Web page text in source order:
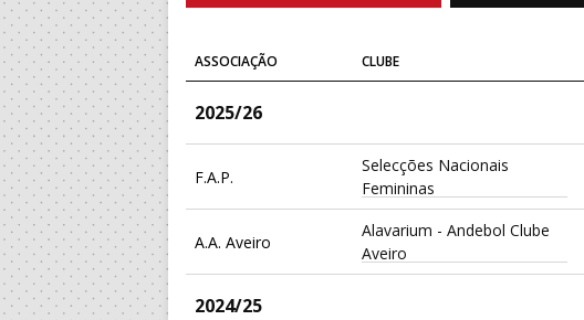
ASSOCIAÇÃO CLUBE
2025/26
F.A.P.
Selecções Nacionais
Femininas
A.A. Aveiro
Alavarium - Andebol Clube
Aveiro
2024/25